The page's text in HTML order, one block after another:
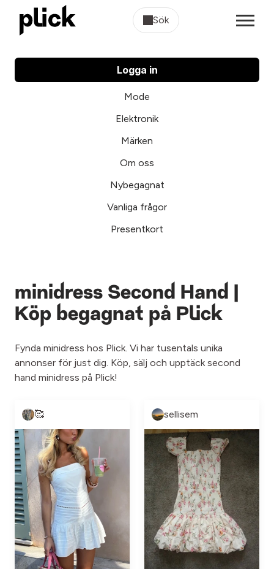
Sök
Logga in
Mode
Elektronik
Märken
Om oss
Nybegagnat
Vanliga frågor
Presentkort
minidress Second Hand |
Köp begagnat på Plick
Fynda minidress hos Plick. Vi har tusentals unika
annonser för just dig. Köp, sälj och upptäck second
hand minidress på Plick!
🥰 sellisem